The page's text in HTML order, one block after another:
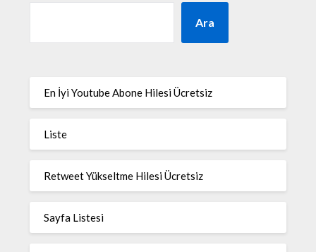
Ara
En İyi Youtube Abone Hilesi Ücretsiz
Liste
Retweet Yükseltme Hilesi Ücretsiz
Sayfa Listesi